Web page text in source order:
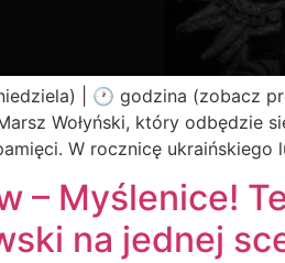
| 🕐 godzina (zobacz
Wołyński, który odbędzie
W rocznicę ukraińskiego
– Myślenice!
na jednej